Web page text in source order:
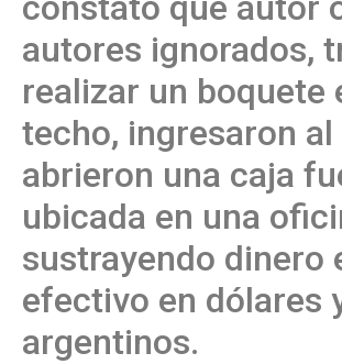
autores ignorados,
realizar un boquete
techo, ingresaron
abrieron una caja
ubicada en una
sustrayendo dinero
efectivo en dólares
argentinos.